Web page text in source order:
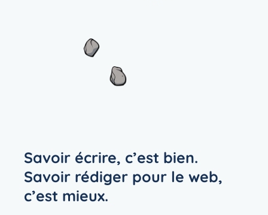
Savoir écrire, c’est bien.
Savoir rédiger pour le web,
c’est mieux.